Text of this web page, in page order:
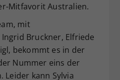
Mitfavorit Australien.
mit
Bruckner, Elfriede
bekommt es in der
Nummer eins der
Leider kann Sylvia